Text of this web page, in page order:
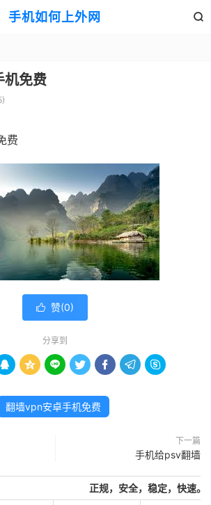
手机如何上外网 
机免费
费
 赞(0)
分享到
      
翻墙vpn安卓手机免费
下一篇
手机给psv翻墙
正规，安全，稳定，快速。